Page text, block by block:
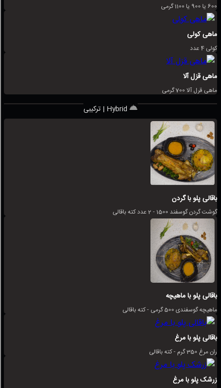
600 یا 900 یا 1100 گرمی
ماهی کولی
کولی 4 عدد
ماهی قزل آلا
ماهی قرل آلا 700 گرمی
ترکیبی | Hybrid
باقالی پلو با گردن
گوشت گردن گوسفند 1500 - 2 عدد کته باقالی
باقالی پلو با ماهیچه
ماهیچه گوسفندی 500 گرمی - کته باقالی
باقالی پلو با مرغ
ران مرغ 350 گرم - کته باقالی
زرشک پلو با مرغ